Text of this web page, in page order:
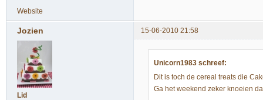
Website
Jozien 15-06-2010 21:58
Lid
Unicorn1983 schreef:
Dit is toch de cereal treats die
Ga het weekend zeker knoeien